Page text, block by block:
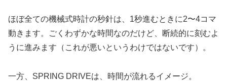
ほぼ全ての機械式時計の秒針は、1秒進むときに2〜4コマ
動きます。ごくわずかな時間なのだけど、断続的に刻むよ
うに進みます（これが悪いというわけではないです）。
一方、SPRING DRIVEは、時間が流れるイメージ。